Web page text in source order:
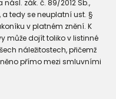
zák. č. 89/2012 Sb.,
tedy se neuplatní ust. §
v platném znění. K
může dojít toliko v listinné
náležitostech, přičemž
přímo mezi smluvními